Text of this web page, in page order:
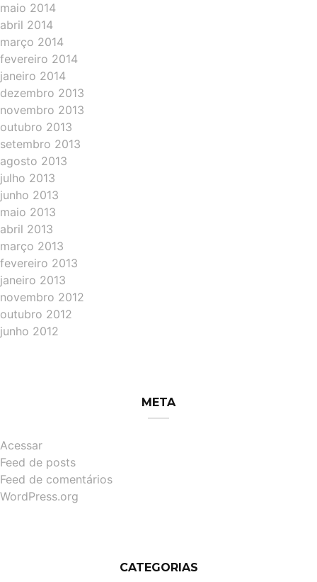
maio 2014
abril 2014
março 2014
fevereiro 2014
janeiro 2014
dezembro 2013
novembro 2013
outubro 2013
setembro 2013
agosto 2013
julho 2013
junho 2013
maio 2013
abril 2013
março 2013
fevereiro 2013
janeiro 2013
novembro 2012
outubro 2012
junho 2012
META
Acessar
Feed de posts
Feed de comentários
WordPress.org
CATEGORIAS